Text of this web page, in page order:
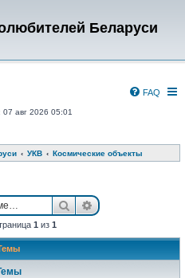
Беларуси
FAQ
07 авг 2026 05:01
УКВ Космические объекты
ПоискРасширенный
1 из 1